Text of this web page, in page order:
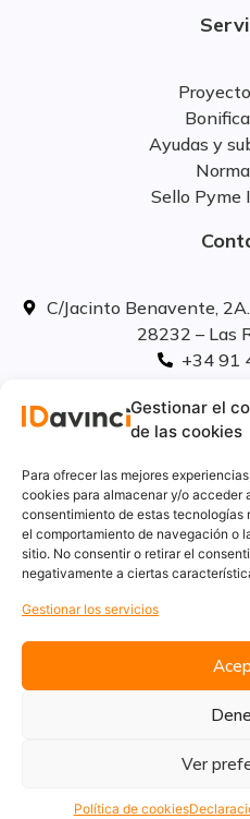
Gestionar el
de las cookies
Para ofrecer las mejores
cookies para almacenar y/o acceder
consentimiento de estas tecnologías
el comportamiento de navegación o
sitio. No consentir o retirar el
negativamente a ciertas
Gestionar los servicios
Ver
Política de cookies
Ayudas y
Sello Pyme
C/Jacinto Benavente,
28232 – Las
+34 91
Aviso